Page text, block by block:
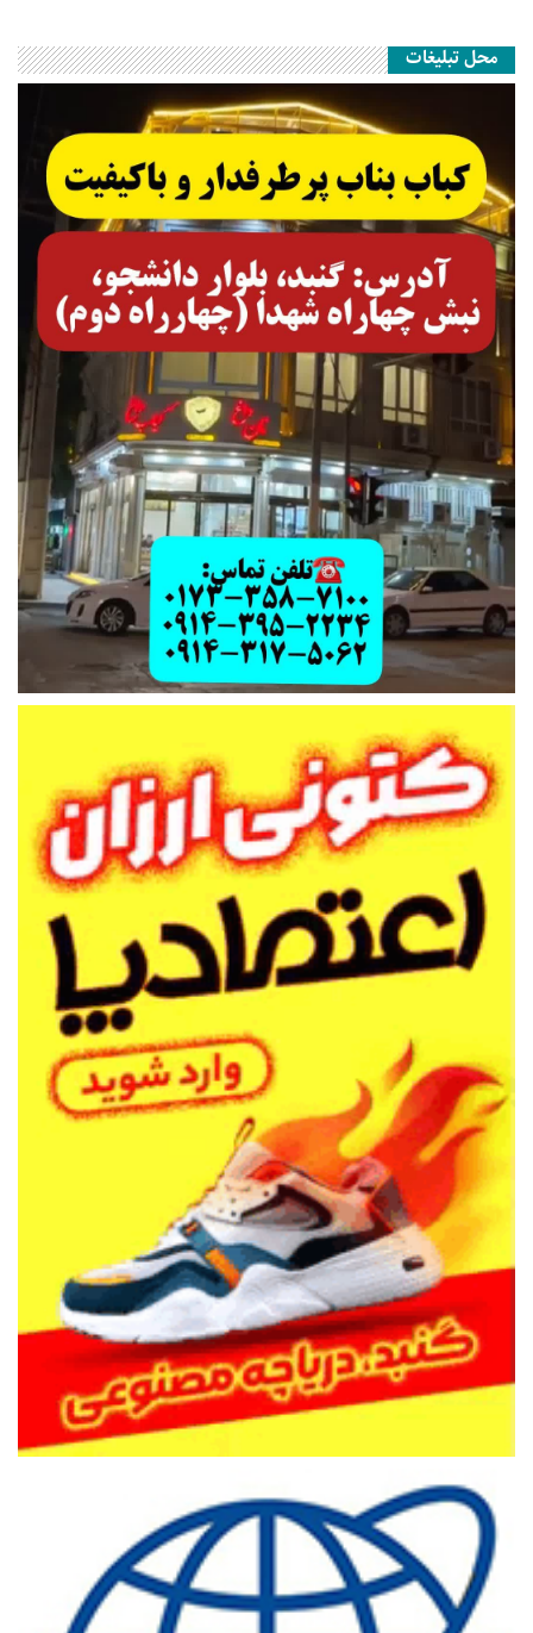
محل تبلیغات